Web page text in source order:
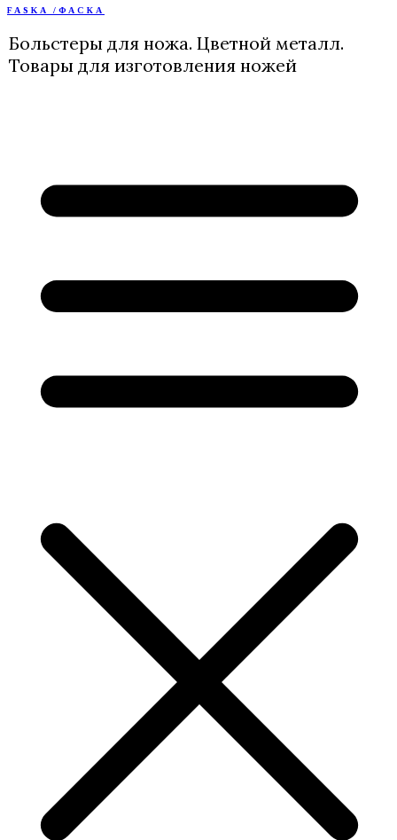
Перейти
содержимому
FASKA /ФАСКА
Больстеры для ножа. Цветной металл.
Товары для изготовления ножей